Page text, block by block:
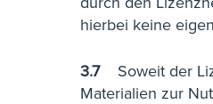
hierbei keine
3.7 Soweit der
Materialien zur